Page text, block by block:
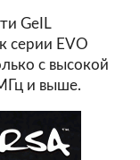
GeIL
серии EVO
с высокой
и выше.